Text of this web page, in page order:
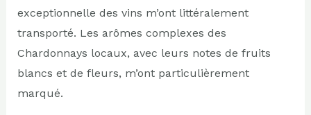
exceptionnelle des vins m’ont littéralement
transporté. Les arômes complexes des
Chardonnays locaux, avec leurs notes de fruits
blancs et de fleurs, m’ont particulièrement
marqué.